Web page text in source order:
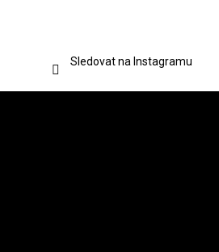
Sledovat na Instagramu